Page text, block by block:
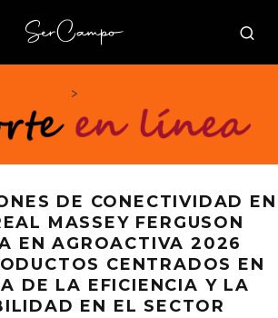
>
DE CONECTIVIDAD EN
MASSEY FERGUSON
EN AGROACTIVA 2026
CENTRADOS EN
DE LA EFICIENCIA Y LA
EN EL SECTOR